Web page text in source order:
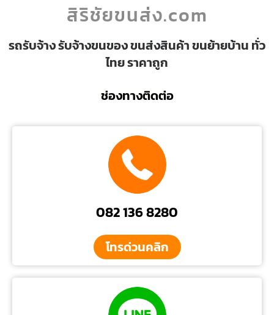
สิริชัยขนส่ง.com
รถรับจ้าง รับจ้างขนของ ขนส่งสินค้า ขนย้ายบ้าน ทั่ว
ไทย ราคาถูก
ช่องทางติดต่อ
082 136 8280
โทรด่วนคลิก